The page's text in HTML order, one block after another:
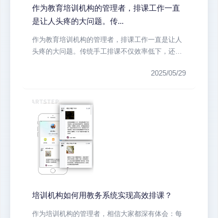
作为教育培训机构的管理者，排课工作一直
是让人头疼的大问题。传...
作为教育培训机构的管理者，排课工作一直是让人
头疼的大问题。传统手工排课不仅效率低下，还容
2025/05/29
培训机构如何用教务系统实现高效排课？
作为培训机构的管理者，相信大家都深有体会：每